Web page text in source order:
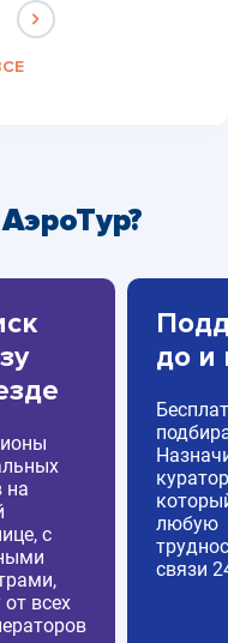
на
с
от всех
до и
любую
связи